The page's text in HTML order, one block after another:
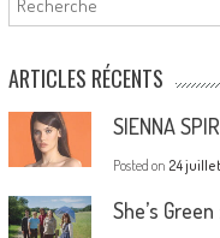
ARTICLES RÉCENTS
SIENNA
Posted on 24
She’s